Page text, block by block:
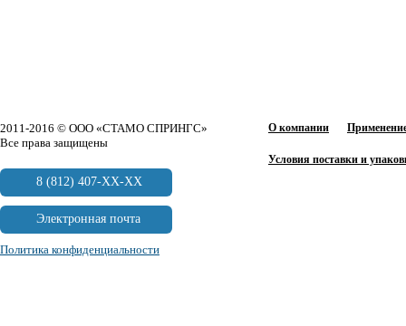
О компании
Условия поставки и
2011-2016 © ООО «СТАМО СПРИНГС»
Все права защищены
8 (812) 407-XX-XX
Электронная почта
Политика конфиденциальности